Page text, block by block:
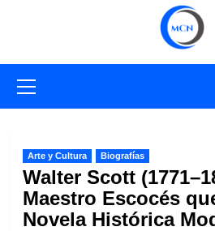
primario
Arte y Cultura Biografías
Walter Scott
Maestro Escocés
Novela Histórica